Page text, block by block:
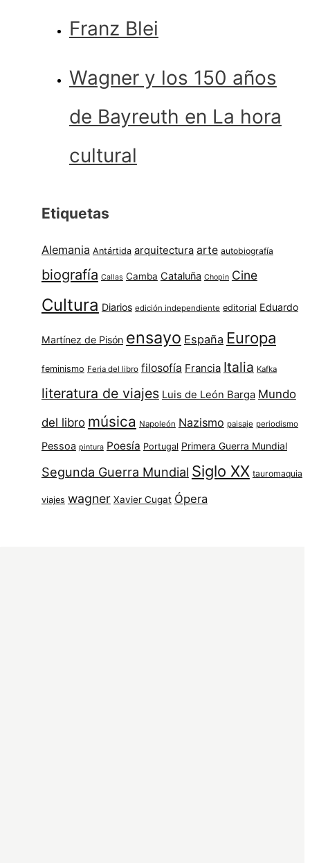
Franz Blei
Wagner y los 150 años
de Bayreuth en La hora
cultural
Etiquetas
Alemania Antártida arquitectura arte autobiografía
biografía Callas Camba Cataluña Chopin Cine
Cultura Diarios edición independiente editorial Eduardo
Martínez de Pisón ensayo España Europa
feminismo Feria del libro filosofía Francia Italia Kafka
literatura de viajes Luis de León Barga Mundo
del libro música Napoleón Nazismo paisaje periodismo
Pessoa pintura Poesía Portugal Primera Guerra Mundial
Segunda Guerra Mundial Siglo XX tauromaquia
viajes wagner Xavier Cugat Ópera